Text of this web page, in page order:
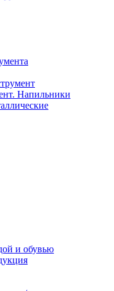
Напильники
и обувью